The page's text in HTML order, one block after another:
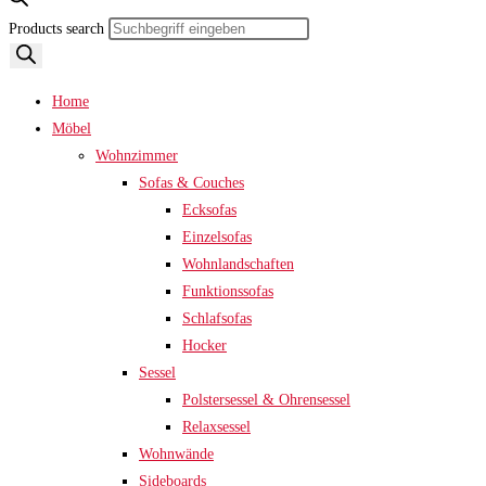
Products search
Home
Möbel
Wohnzimmer
Sofas & Couches
Ecksofas
Einzelsofas
Wohnlandschaften
Funktionssofas
Schlafsofas
Hocker
Sessel
Polstersessel & Ohrensessel
Relaxsessel
Wohnwände
Sideboards